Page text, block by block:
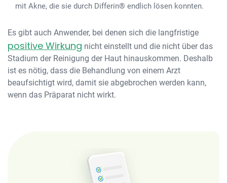
mit Akne, die sie durch Differin® endlich lösen konnten.
Es gibt auch Anwender, bei denen sich die langfristige
positive Wirkung nicht einstellt und die nicht über das
Stadium der Reinigung der Haut hinauskommen. Deshalb
ist es nötig, dass die Behandlung von einem Arzt
beaufsichtigt wird, damit sie abgebrochen werden kann,
wenn das Präparat nicht wirkt.